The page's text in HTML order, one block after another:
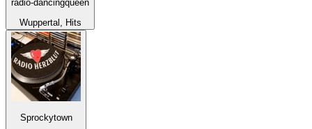
radio-dancingqueen
Wuppertal, Hits
Sprockytown